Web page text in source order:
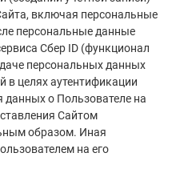
включая персональные
персональные данные
Сбер ID (функционал
персональных данных
в целях аутентификации
данных о Пользователе на
Сайтом
образом. Иная
на его